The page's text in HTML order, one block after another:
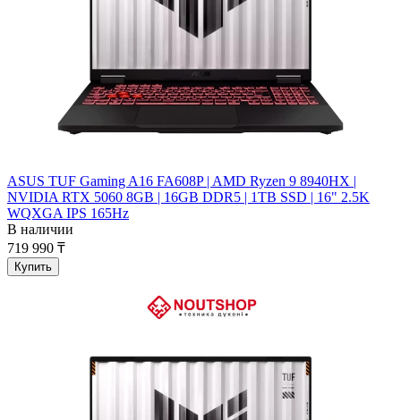
ASUS TUF Gaming A16 FA608P | AMD Ryzen 9 8940HX |
NVIDIA RTX 5060 8GB | 16GB DDR5 | 1TB SSD | 16" 2.5K
WQXGA IPS 165Hz
В наличии
719 990 ₸
Купить